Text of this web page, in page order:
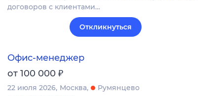
договоров с клиентами…
Откликнуться
Офис-менеджер
от 100 000 ₽
22 июля 2026 Москва
Румянцево